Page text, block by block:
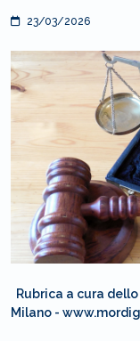
23/03/2026
Rubrica a cura
Milano -